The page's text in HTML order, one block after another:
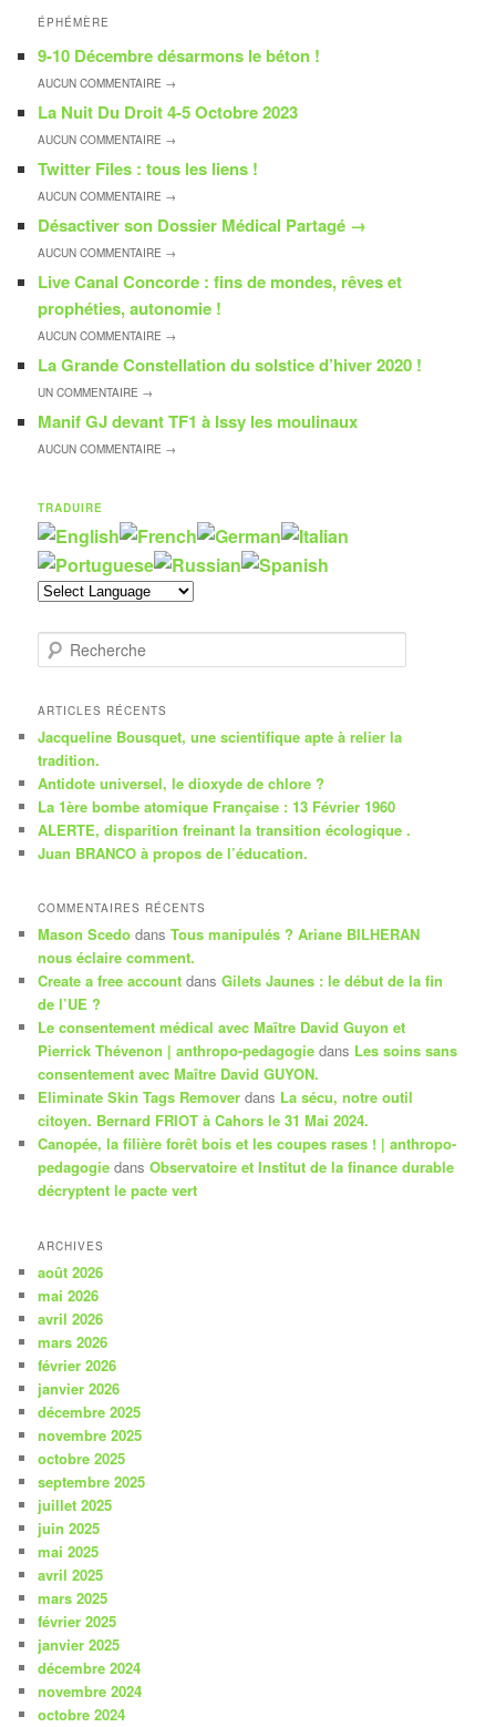
ÉPHÉMÈRE
9-10 Décembre désarmons le béton !
AUCUNCOMMENTAIRE →
La Nuit Du Droit 4-5 Octobre 2023
AUCUNCOMMENTAIRE →
Twitter Files : tous les liens !
AUCUNCOMMENTAIRE →
Désactiver son Dossier Médical Partagé →
AUCUNCOMMENTAIRE →
Live Canal Concorde : fins de mondes, rêves et
prophéties, autonomie !
AUCUNCOMMENTAIRE →
La Grande Constellation du solstice d’hiver 2020 !
UNCOMMENTAIRE →
Manif GJ devant TF1 à Issy les moulinaux
AUCUNCOMMENTAIRE →
TRADUIRE
e
h
r
c
h
e
ARTICLES RÉCENTS
Jacqueline Bousquet, une scientifique apte à relier la
tradition.
Antidote universel, le dioxyde de chlore ?
La 1ère bombe atomique Française : 13 Février 1960
ALERTE, disparition freinant la transition écologique .
Juan BRANCO à propos de l’éducation.
COMMENTAIRES RÉCENTS
Mason Scedo dansTous manipulés ? Ariane BILHERAN
nous éclaire comment.
Create a free account dansGilets Jaunes : le début de la fin
de l’UE ?
Le consentement médical avec Maître David Guyon et
Pierrick Thévenon | anthropo-pedagogie dans Les soins sans
consentement avec Maître David GUYON.
Eliminate Skin Tags Remover dans La sécu, notre outil
citoyen. Bernard FRIOT à Cahors le 31 Mai 2024.
Canopée, la filière forêt bois et les coupes rases ! | anthropo-
pedagogie dansObservatoire et Institut de la finance durable
décryptent le pacte vert
ARCHIVES
août 2026
mai 2026
avril 2026
mars 2026
février 2026
janvier 2026
décembre 2025
novembre 2025
octobre 2025
septembre 2025
juillet 2025
juin 2025
mai 2025
avril 2025
mars 2025
février 2025
janvier 2025
décembre 2024
novembre 2024
octobre 2024